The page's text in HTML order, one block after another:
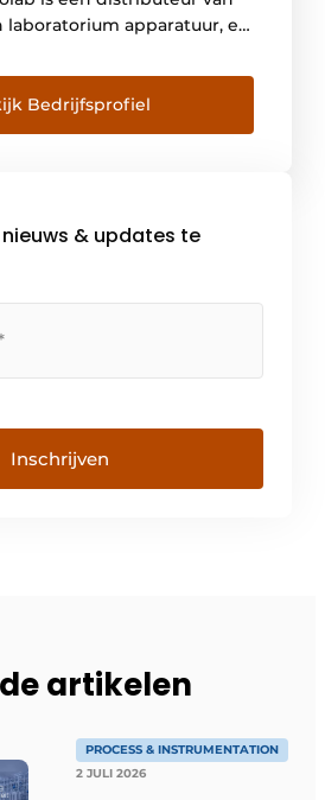
laboratorium apparatuur, en
processen en
het juiste materiaal bieden
kennis aan. De
de klanten blijven
door […]
Bedrijfsprofiel
& updates te
Inschrijven
artikelen
PROCESS & INSTRUMENTATION
2 JULI 2026